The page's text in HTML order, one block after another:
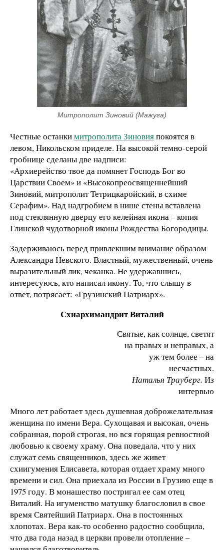
Митрополит Зиновий (Мажуга)
Честные останкимитрополита Зиновияпокоятся в
левом, Никольском приделе. На высокой темно-серой
гробнице сделаны две надписи:
«Архиерейство твое да помянет Господь Бог во
Царствии Своем» и «Высокопреосвященнейший
Зиновий, митрополит Тетрицкаройский, в схиме
Серафим». Над надгробием в нише стены вставлена
под стеклянную дверцу его келейная икона – копия
Глинской чудотворной иконы Рождества Богородицы.
Задерживаюсь перед привлекшим внимание образом
Александра Невского. Властный, мужественный, очень
выразительный лик, чеканка. Не удержавшись,
интересуюсь, кто написал икону. То, что слышу в
ответ, потрясает: «Грузинский Патриарх».
Схиархимандрит Виталий
Святые, как солнце, светят
на правых и неправых, а
уж тем более – на
несчастных.
Наталья Трауберг. Из
интервью
Много лет работает здесь душевная доброжелательная
женщина по имени Вера. Сухощавая и высокая, очень
собранная, порой строгая, но вся горящая ревностной
любовью к своему храму. Она поведала, что у них
служат семь священников, здесь же живет
схиигумения Елисавета, которая отдает храму много
времени и сил. Она приехала из России в Грузию еще в
1975 году. В монашество постригал ее сам отец
Виталий. На игуменство матушку благословил в свое
время Святейший Патриарх. Она в постоянных
хлопотах. Вера как-то особенно радостно сообщила,
что два года назад в церкви провели отопление –